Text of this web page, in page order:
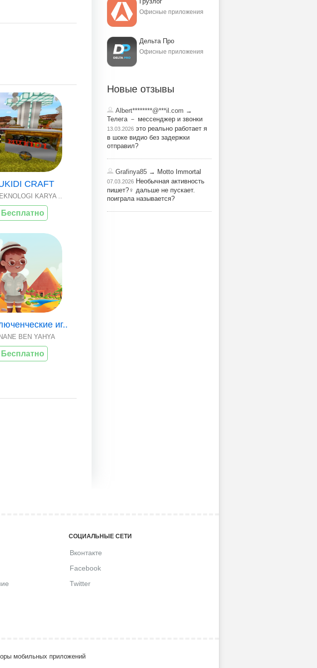
CRAFT
KARYA ..
Бесплатно
иг..
BEN YAHYA
Бесплатно
Офисные приложения
Дельта Про
Офисные приложения
Новые отзывы
Albert********@***il.com →
Телега － мессенджер и звонки
13.03.2026 это реально работает я
в шоке видио без задержки
отправил?
Grafinya85 → Motto Immortal
07.03.2026 Необычная активность
пишет?‍♀️ дальше не пускает.
поиграла называется?
СОЦИАЛЬНЫЕ СЕТИ
Вконтакте
Facebook
Twitter
мобильных приложений